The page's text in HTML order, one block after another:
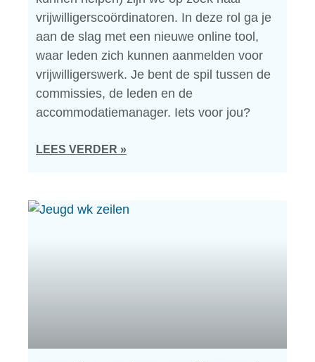
vrijwilligerscoördinatoren. In deze rol ga je
aan de slag met een nieuwe online tool,
waar leden zich kunnen aanmelden voor
vrijwilligerswerk. Je bent de spil tussen de
commissies, de leden en de
accommodatiemanager. Iets voor jou?
LEES VERDER »